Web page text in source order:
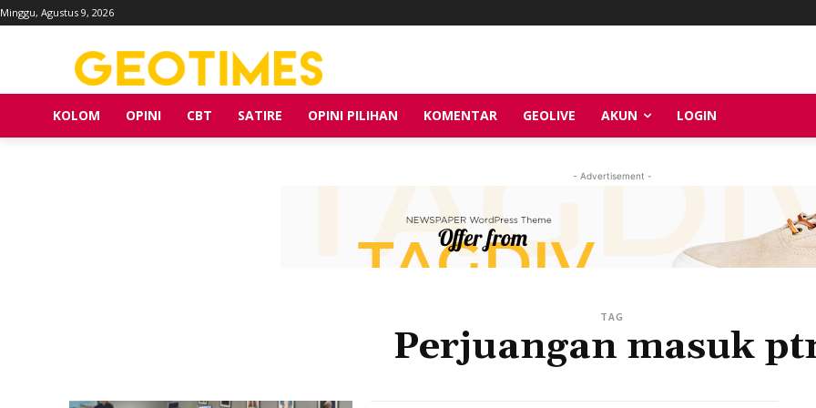
Minggu, Agustus 9, 2026
KOLOM OPINI CBT SATIRE OPINI PILIHAN KOMENTAR GEOLIVE AKUN LOGIN
- Advertisement -
TAG
Perjuangan masuk